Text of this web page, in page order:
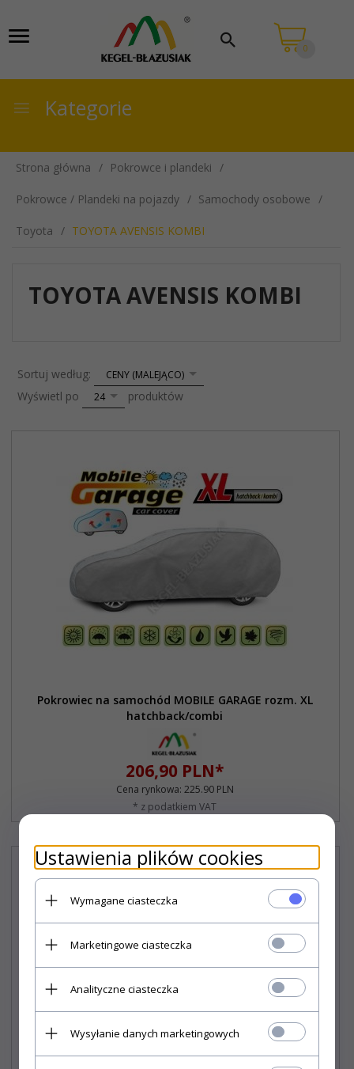
0
Kategorie
Strona główna Pokrowce i plandeki
Pokrowce / Plandeki na pojazdy Samochody osobowe
Toyota TOYOTA AVENSIS KOMBI
TOYOTA AVENSIS KOMBI
Sortuj według: sortCENY (MALEJĄCO)
Wyświetl po pop24 produktów
Pokrowiec na samochód MOBILE GARAGE rozm. XL
hatchback/combi
206,90 PLN*
Cena rynkowa: 225.90 PLN
* z podatkiem VAT
Ustawienia plików cookies
Wymagane ciasteczka
Marketingowe ciasteczka
Analityczne ciasteczka
Wysyłanie danych marketingowych